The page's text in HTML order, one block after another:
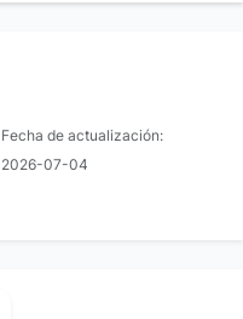
Fecha de actualización:
2026-07-04